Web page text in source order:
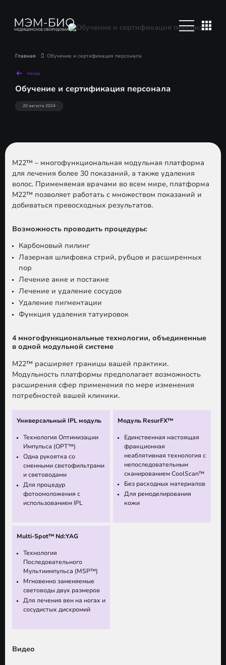
Главная Обучение и сертификация персонала
Назад
Обучение и сертификация персонала
20 августа 2024
M22™ – многофункциональная модульная платформа
для лечения более 30 показаний, а также удаления
волос. Применяемая врачами во всем мире, платформа
M22™ позволяет работать с множеством показаний и
добиваться превосходных результатов.
Возможность проводить процедуры:
Карбоновый пилинг
Лазерная шлифовка стрий, рубцов и расширенных
пор
Лечение акне и постакне
Лечение и удаление сосудов
Удаление пигментации
Функция удаления татуировок
4 многофункциональные технологии, объединенные
в одной модульной системе
M22™ расширяет границы вашей практики.
Модульность платформы предполагает возможность
расширения сфер применения по мере изменения
потребностей вашей клиники.
Универсальный IPL модуль
Технология Оптимизации
Импульса (OPT™)
Одна рукоятка со
сменными светофильтрами
и световодами
Для процедур
фотоомоложения с
использованием IPL
Модуль ResurFX™
Единственная настоящая
фракционная
неаблятивная технология с
непоследовательным
сканированием CoolScan™
Без расходных материалов
Для ремоделирования
кожи
Multi-Spot™ Nd:YAG
Технология
Последовательного
Мультиимпульса (MSP™)
Мгновенно заменяемые
световоды двух размеров
Для лечения вен на ногах и
сосудистых дисхромий
Видео